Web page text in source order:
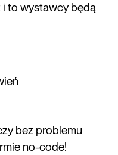
i to wystawcy będą
bez problemu
no-code!